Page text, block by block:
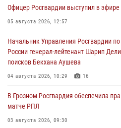
Офицер Росгвардии выступил в эфире
05 августа 2026, 12:57
Начальник Управления Росгвардии
России генерал-лейтенант Шарип
поисков Бекхана Аушева
04 августа 2026, 10:29 16
В Грозном Росгвардия обеспечила
матче РПЛ
03 августа 2026, 09:30